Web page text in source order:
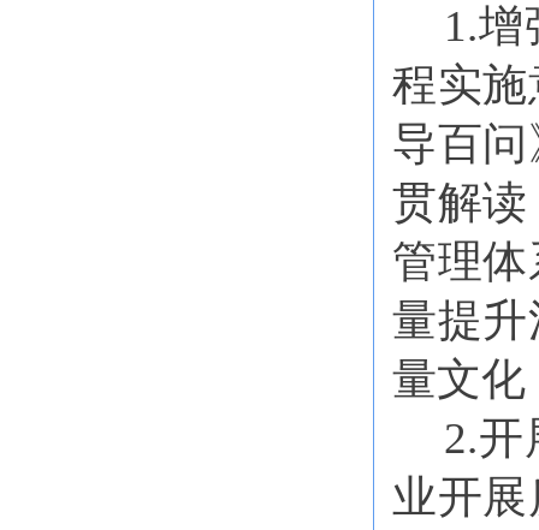
1.
程实
导百
贯解
管理
量提
量文化
2.开
业开